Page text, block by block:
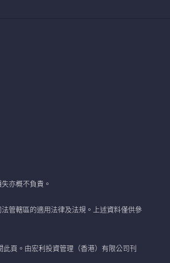
亦概不負責。
管轄區的適用法律及法規。上述資料僅供參
頁。由宏利投資管理（香港）有限公司刊